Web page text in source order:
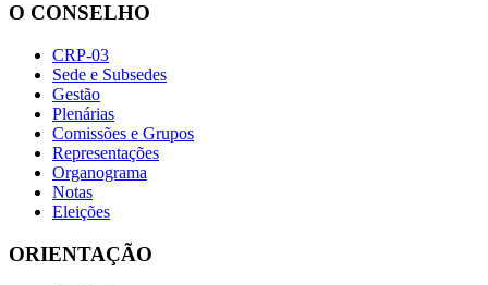
O CONSELHO
CRP-03
Sede e Subsedes
Gestão
Plenárias
Comissões e Grupos
Representações
Organograma
Notas
Eleições
ORIENTAÇÃO